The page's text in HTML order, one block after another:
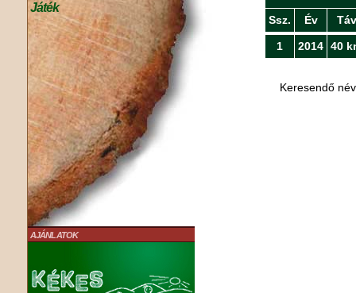
Játék
AJÁNLATOK
Ssz. Év Táv
1 2014 40
Keresendő